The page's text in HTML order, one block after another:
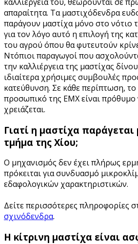
απαραίτητα. Τα μαστιχόδενδρα
παράγουν μαστίχα μόνο στο νότιο
για τον λόγο αυτό η επιλογή της
του αγρού όπου θα φυτευτούν
Ντόπιοι παραγωγοί που
την καλλιέργεια της μαστίχας
ιδιαίτερα χρήσιμες συμβουλές
κατεύθυνση. Σε κάθε περίπτωση, το
προσωπικό της ΕΜΧ είναι
χρειάζεται.
Γιατί η μαστίχα
τμήμα της Χίου;
Ο μηχανισμός δεν έχει πλήρως
πρόκειται για συνδυασμό
εδαφολογικών χαρακτηριστικών.
Δείτε περισσότερες πληροφορίες
σχινόδενδρα.
Η κίτρινη μαστίχα είναι